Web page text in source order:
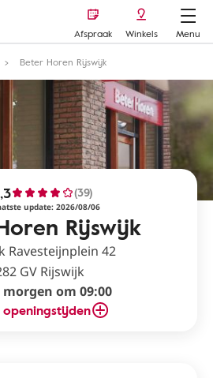
Afspraak Winkels
Menu
Beter Horen Rijswijk
Rijswijk
(39)
update: 2026/08/06
Ravesteijnplein 42
GV Rijswijk
om 09:00